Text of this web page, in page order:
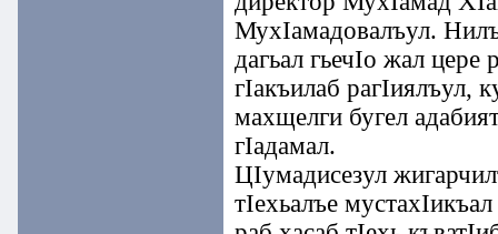
МухIамадовалъул.
дагьал гьечIо жал цере
гIакъилаб рагIиялъул,
махщелги бугел
гIадамал.
ЦIумадисезул
тIехьалъе